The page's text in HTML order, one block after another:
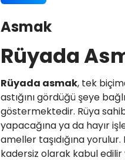
Asmak
Rüyada
Rüyada asmak, tek
astığını gördüğü şeye
göstermektedir. Rüya
yapacağına ya da hayır
ameller taşıdığına
kadersiz olarak kabul